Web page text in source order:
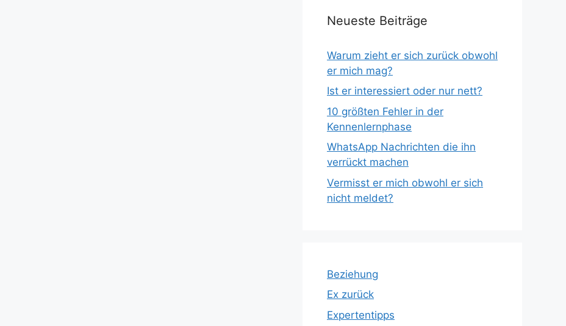
Neueste Beiträge
Warum zieht er sich zurück obwohl
er mich mag?
Ist er interessiert oder nur nett?
10 größten Fehler in der
Kennenlernphase
WhatsApp Nachrichten die ihn
verrückt machen
Vermisst er mich obwohl er sich
nicht meldet?
Beziehung
Ex zurück
Expertentipps